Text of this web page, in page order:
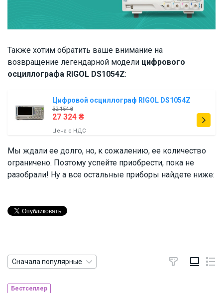
Также хотим обратить ваше внимание на
возвращение легендарной модели цифрового
осциллографа RIGOL DS1054Z:
Цифровой осциллограф RIGOL DS1054Z
32 154 ₴
27 324 ₴
Цена с НДС
Мы ждали ее долго, но, к сожалению, ее количество
ограничено. Поэтому успейте приобрести, пока не
разобрали! Ну а все остальные приборы найдете ниже:
Сначала популярные
Бестселлер